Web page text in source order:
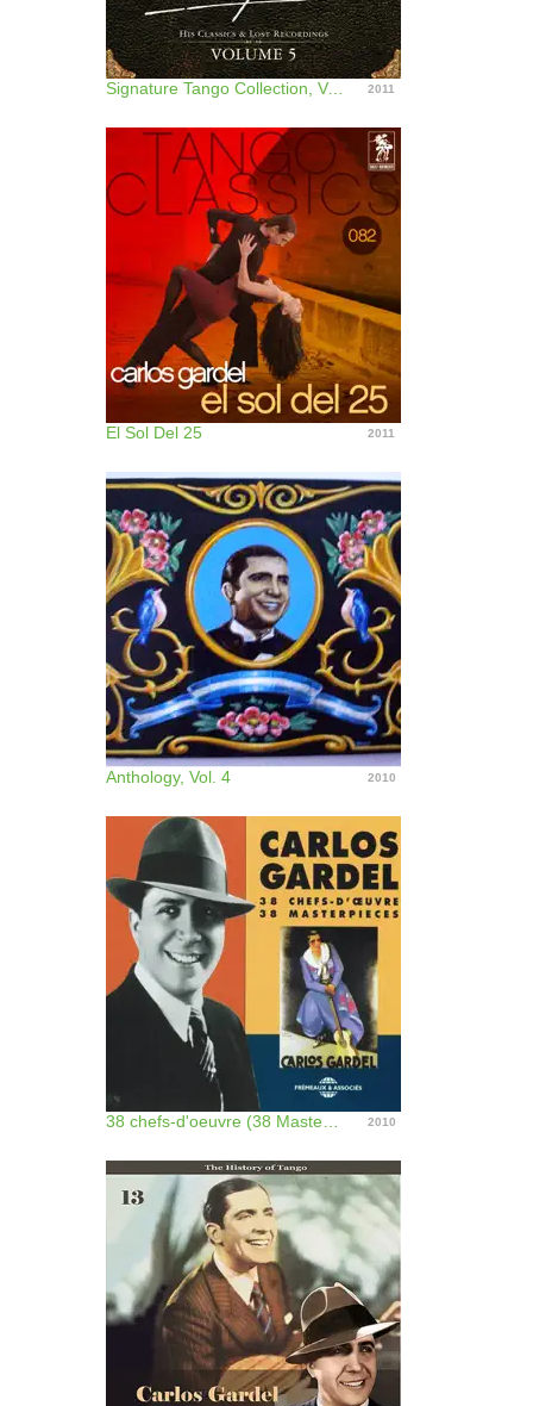
Signature Tango Collection, Vol. 5 2011
El Sol Del 25 2011
Anthology, Vol. 4 2010
38 chefs-d'oeuvre (38 Masterpieces) 2010